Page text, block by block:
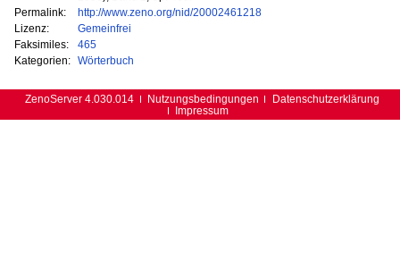
Permalink:
http://www.zeno.org/nid/20002461218
Lizenz:
Gemeinfrei
Faksimiles:
465
Kategorien:
Wörterbuch
ZenoServer 4.030.014 Nutzungsbedingungen
Datenschutzerklärung
Impressum